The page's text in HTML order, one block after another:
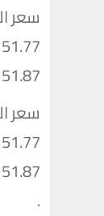
سعر
51.77 جنيه للشراء.
51.87 جنيه للبيع.
سعر
51.77 جنيه للشراء.
51.87 جنيه للبيع.
.